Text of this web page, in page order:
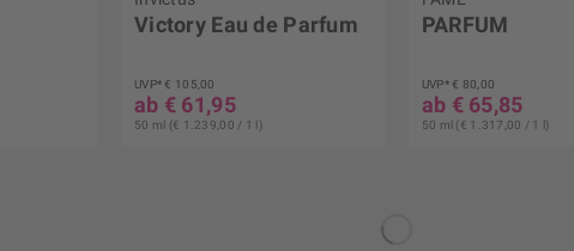
Victory Eau de Parfum
UVP* € 105,00
ab € 61,95
50 ml (€ 1.239,00 / 1 l)
PARFUM
UVP* € 80,00
ab € 65,85
50 ml (€ 1.317,00 / 1 l)